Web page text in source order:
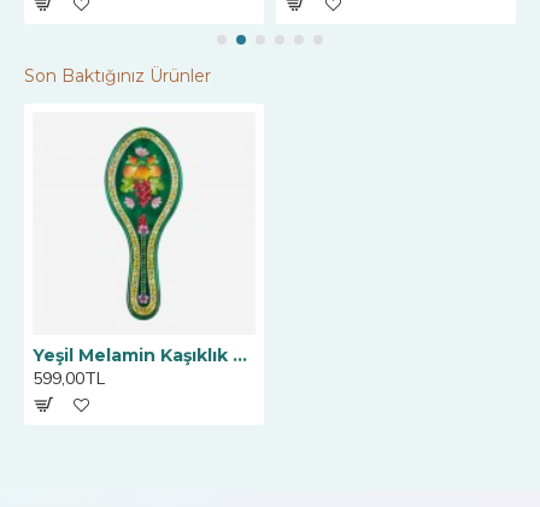
Son Baktığınız Ürünler
Yeşil Melamin Kaşıklık 24 Cm
599,00TL